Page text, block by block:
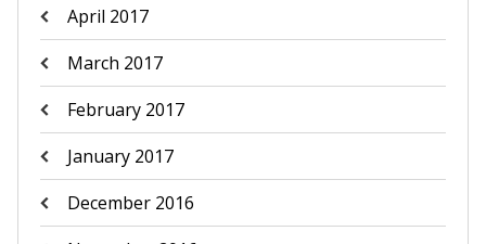
April 2017
March 2017
February 2017
January 2017
December 2016